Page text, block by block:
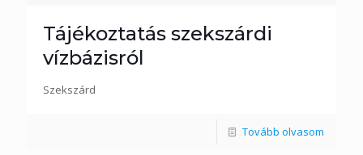
Tájékoztatás szekszárdi
vízbázisról
Szekszárd
Tovább olvasom